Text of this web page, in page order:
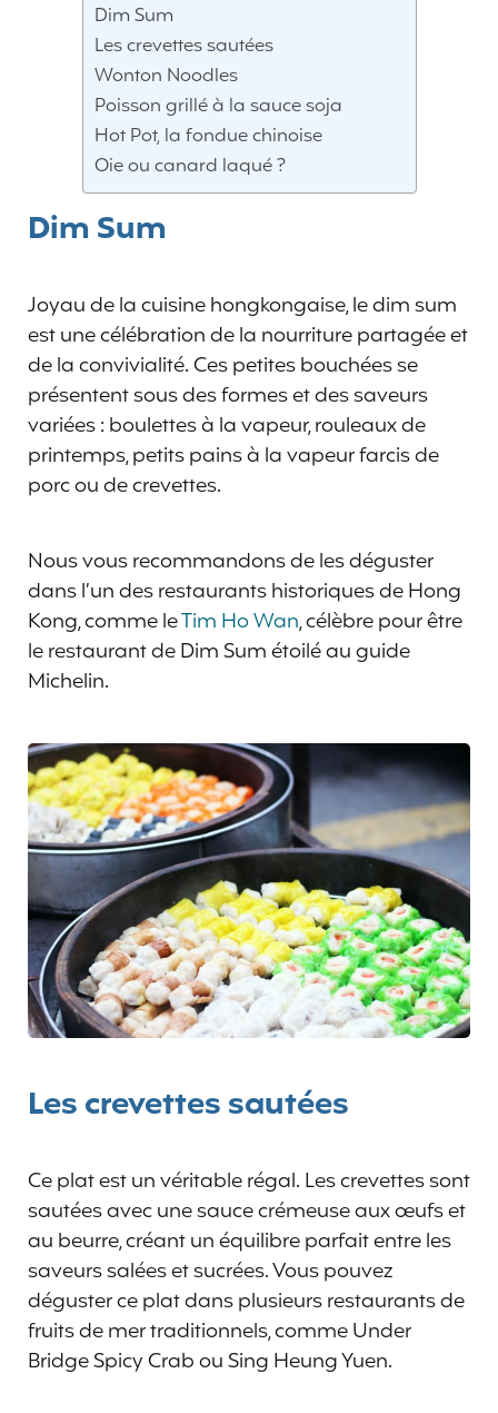
Dim Sum
Les crevettes sautées
Wonton Noodles
Poisson grillé à la sauce soja
Hot Pot, la fondue chinoise
Oie ou canard laqué ?
Dim Sum
Joyau de la cuisine hongkongaise, le dim sum
est une célébration de la nourriture partagée et
de la convivialité. Ces petites bouchées se
présentent sous des formes et des saveurs
variées : boulettes à la vapeur, rouleaux de
printemps, petits pains à la vapeur farcis de
porc ou de crevettes.
Nous vous recommandons de les déguster
dans l’un des restaurants historiques de Hong
Kong, comme leTim Ho Wan, célèbre pour être
le restaurant de Dim Sum étoilé au guide
Michelin.
Les crevettes sautées
Ce plat est un véritable régal. Les crevettes sont
sautées avec une sauce crémeuse aux œufs et
au beurre, créant un équilibre parfait entre les
saveurs salées et sucrées. Vous pouvez
déguster ce plat dans plusieurs restaurants de
fruits de mer traditionnels, comme Under
Bridge Spicy Crab ou Sing Heung Yuen.